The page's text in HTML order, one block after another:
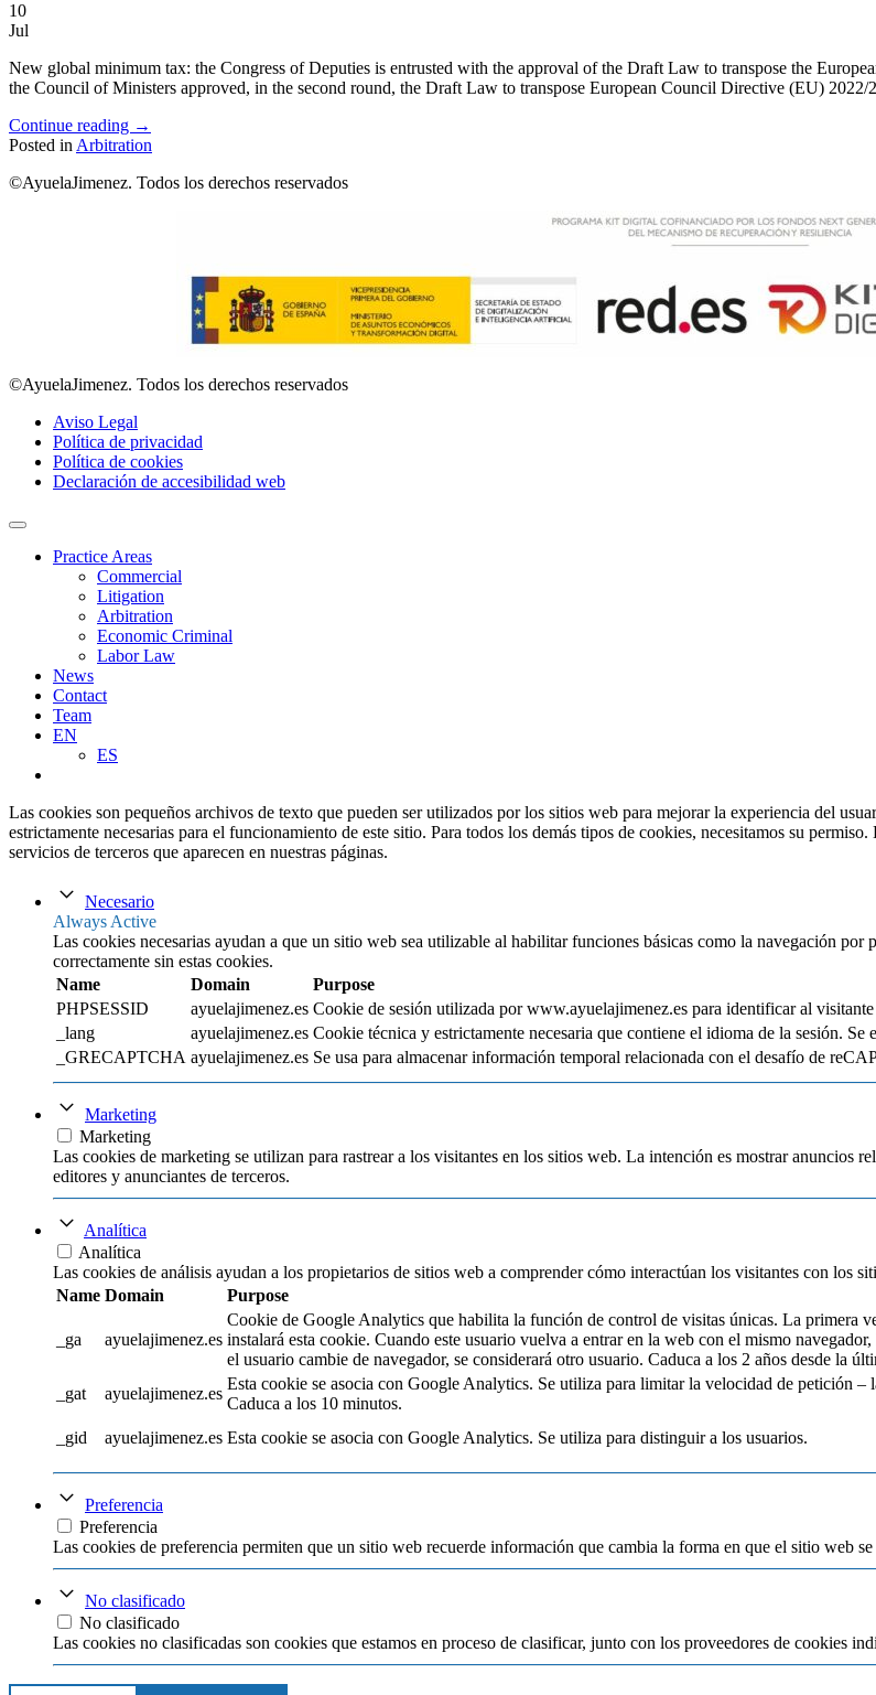
10
Jul
New global minimum tax: the Congress of Deputies is entrusted with the approval of the Draft Law to transpose the
the Council of Ministers approved, in the second round, the Draft Law to transpose European Council Directive (EU)
Continue reading →
Posted in Arbitration
©AyuelaJimenez. Todos los derechos reservados
©AyuelaJimenez. Todos los derechos reservados
Aviso Legal
Política de privacidad
Política de cookies
Declaración de accesibilidad web
Practice Areas
Commercial
Litigation
Arbitration
Economic Criminal
Labor Law
News
Contact
Team
EN
ES
Las cookies son pequeños archivos de texto que pueden ser utilizados por los sitios web para mejorar la experiencia del
estrictamente necesarias para el funcionamiento de este sitio. Para todos los demás tipos de cookies, necesitamos su
servicios de terceros que aparecen en nuestras páginas.
Necesario
Always Active
Las cookies necesarias ayudan a que un sitio web sea utilizable al habilitar funciones básicas como la navegación
correctamente sin estas cookies.
Name
Domain Purpose
PHPSESSID
ayuelajimenez.es Cookie de sesión utilizada por www.ayuelajimenez.es para identificar al visitante
_lang
ayuelajimenez.es Cookie técnica y estrictamente necesaria que contiene el idioma de la sesión. Se
_GRECAPTCHA ayuelajimenez.es Se usa para almacenar información temporal relacionada con el desafío de
Marketing
Marketing
Las cookies de marketing se utilizan para rastrear a los visitantes en los sitios web. La intención es mostrar anuncios
editores y anunciantes de terceros.
Analítica
Analítica
Las cookies de análisis ayudan a los propietarios de sitios web a comprender cómo interactúan los visitantes con los
Name Domain Purpose
_ga ayuelajimenez.es
Cookie de Google Analytics que habilita la función de control de visitas únicas. La primera
instalará esta cookie. Cuando este usuario vuelva a entrar en la web con el mismo
el usuario cambie de navegador, se considerará otro usuario. Caduca a los 2 años desde la
_gat ayuelajimenez.es
Esta cookie se asocia con Google Analytics. Se utiliza para limitar la velocidad de petición
Caduca a los 10 minutos.
_gid ayuelajimenez.es Esta cookie se asocia con Google Analytics. Se utiliza para distinguir a los usuarios.
Preferencia
Preferencia
Las cookies de preferencia permiten que un sitio web recuerde información que cambia la forma en que el sitio web
No clasificado
No clasificado
Las cookies no clasificadas son cookies que estamos en proceso de clasificar, junto con los proveedores de cookies